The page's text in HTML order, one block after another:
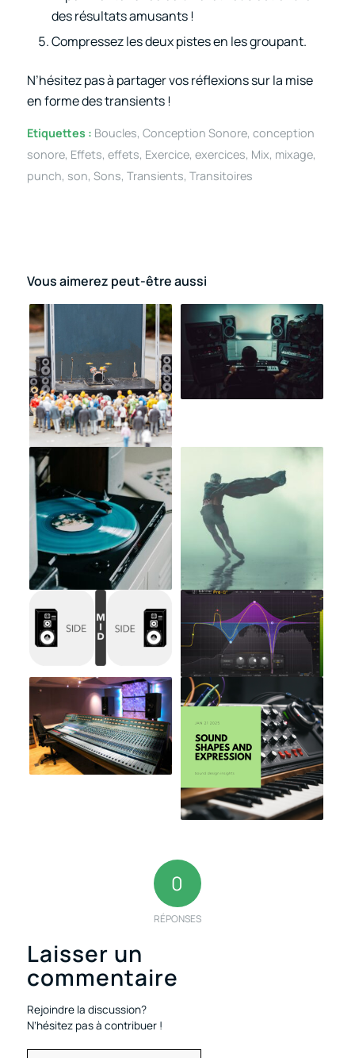
des résultats amusants !
Compressez les deux pistes en les groupant.
N’hésitez pas à partager vos réflexions sur la mise
en forme des transients !
Etiquettes : Boucles, Conception Sonore, conception
sonore, Effets, effets, Exercice, exercices, Mix, mixage,
punch, son, Sons, Transients, Transitoires
Vous aimerez peut-être aussi
0
RÉPONSES
Laisser un
commentaire
Rejoindre la discussion?
N’hésitez pas à contribuer !